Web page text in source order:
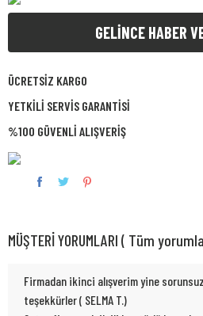
GELİNCE HABER
ÜCRETSİZ KARGO
YETKİLİ SERVİS GARANTİSİ
%100 GÜVENLİ ALIŞVERİŞ
MÜŞTERİ YORUMLARI ( Tüm
Firmadan ikinci alışverim yine
teşekkürler ( SELMA T.)